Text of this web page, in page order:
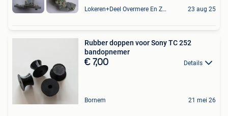
Lokeren+Deel Overmere En Zele 23 aug 25
Rubber doppen voor Sony TC 252
bandopnemer
€ 7,00 Details
Bornem 21 mei 26